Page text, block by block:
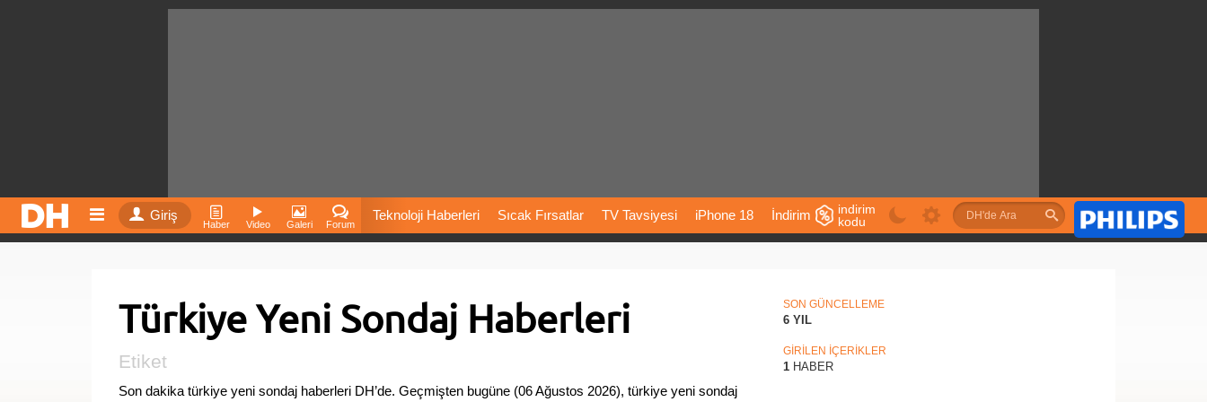
Giriş
Haber Video Galeri Forum
Teknoloji Haberleri Sıcak Fırsatlar TV Tavsiyesi iPhone 18 İndirim
Vizyondaki Filmler Bitcoin Dizi Önerileri
indirim
kodu
Türkiye Yeni Sondaj Haberleri
Etiket
Son dakika türkiye yeni sondaj haberleri DH’de. Geçmişten bugüne (06 Ağustos 2026), türkiye yeni sondaj
SON GÜNCELLEME
6 YIL
GİRİLEN İÇERİKLER
1 HABER